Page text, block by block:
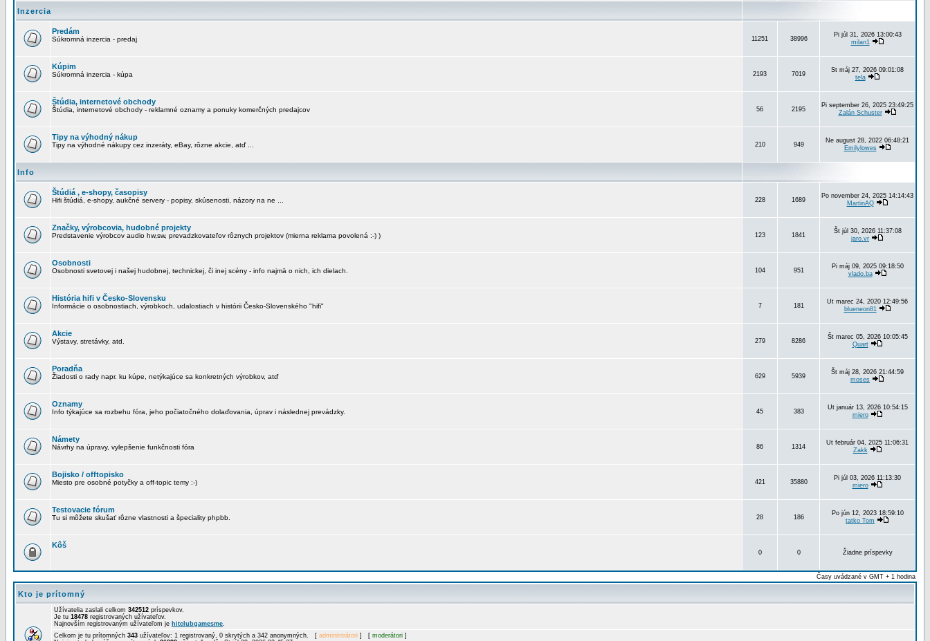
Inzercia
Predám
Súkromná inzercia - predaj 11251 38996
Pi júl 31, 2026 13:00:43
milan1
Kúpim
Súkromná inzercia - kúpa 2193 7019
St máj 27, 2026 09:01:08
tela
Štúdia, internetové obchody
Štúdia, internetové obchody - reklamné oznamy a ponuky komerčných predajcov 56 2195
Pi september 26, 2025 23:49:25
Zalán Schuster
Tipy na výhodný nákup
Tipy na výhodné nákupy cez inzeráty, eBay, rôzne akcie, atď ... 210 949
Ne august 28, 2022 06:48:21
Emilylowes
Info
Štúdiá , e-shopy, časopisy
Hifi štúdiá, e-shopy, aukčné servery - popisy, skúsenosti, názory na ne ... 228 1689
Po november 24, 2025 14:14:43
MartinAQ
Značky, výrobcovia, hudobné projekty
Predstavenie výrobcov audio hw,sw, prevadzkovateľov rôznych projektov (mierna reklama povolená :-) ) 123 1841
Št júl 30, 2026 11:37:08
jaro.vr
Osobnosti
Osobnosti svetovej i našej hudobnej, technickej, či inej scény - info najmä o nich, ich dielach. 104 951
Pi máj 09, 2025 09:18:50
vlado.ba
História hifi v Česko-Slovensku
Informácie o osobnostiach, výrobkoch, udalostiach v histórii Česko-Slovenského "hifi" 7 181
Ut marec 24, 2020 12:49:56
blueneon81
Akcie
Výstavy, stretávky, atd. 279 8286
Št marec 05, 2026 10:05:45
Quart
Poradňa
Žiadosti o rady napr. ku kúpe, netýkajúce sa konkretných výrobkov, atď 629 5939
Št máj 28, 2026 21:44:59
moses
Oznamy
Info týkajúce sa rozbehu fóra, jeho počiatočného dolaďovania, úprav i následnej prevádzky. 45 383
Ut január 13, 2026 10:54:15
miero
Námety
Návrhy na úpravy, vylepšenie funkčnosti fóra 86 1314
Ut február 04, 2025 11:06:31
Zakk
Bojisko / offtopisko
Miesto pre osobné potyčky a off-topic temy :-) 421 35880
Pi júl 03, 2026 11:13:30
miero
Testovacie fórum
Tu si môžete skušať rôzne vlastnosti a špeciality phpbb. 28 186
Po jún 12, 2023 18:59:10
tatko Tom
Kôš
0 0 Žiadne príspevky
Časy uvádzané v GMT + 1 hodina
Kto je prítomný
Užívatelia zaslali celkom 342512 príspevkov.
Je tu 18478 registrovaných užívateľov.
Najnovším registrovaným užívateľom je hitclubgamesme.
Celkom je tu prítomných 343 užívateľov: 1 registrovaný, 0 skrytých a 342 anonymných. [ administrátori ] [ moderátori ]